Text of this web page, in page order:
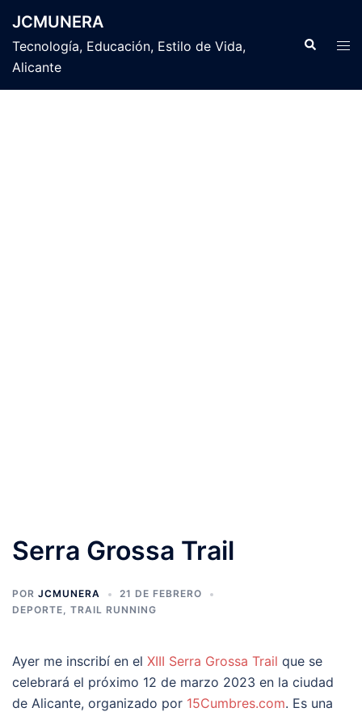
contenido
JCMUNERA
Tecnología, Educación, Estilo de Vida,
Alicante
Buscar
Serra Grossa Trail
POR JCMUNERA
21 DE FEBRERO
DEPORTE, TRAIL RUNNING
Ayer me inscribí en el XIII Serra Grossa Trail que se
celebrará el próximo 12 de marzo 2023 en la ciudad
de Alicante, organizado por 15Cumbres.com. Es una